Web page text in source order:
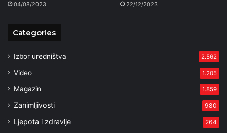
04/08/2023 22/12/2023
Categories
Izbor uredništva 2.562
Video 1.205
Magazin 1.859
Zanimljivosti 980
Ljepota i zdravlje 264